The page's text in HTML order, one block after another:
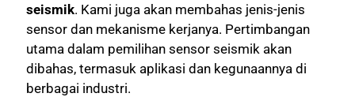
seismik. Kami juga akan membahas jenis-jenis
sensor dan mekanisme kerjanya. Pertimbangan
utama dalam pemilihan sensor seismik akan
dibahas, termasuk aplikasi dan kegunaannya di
berbagai industri.